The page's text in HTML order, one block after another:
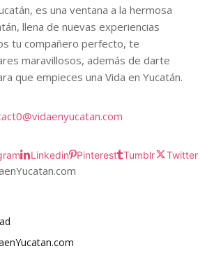
es una ventana a la hermosa
llena de nuevas experiencias
tu compañero perfecto, te
maravillosos, además de darte
que empieces una Vida en Yucatán.
Linkedin Pinterest Tumblr Twitter